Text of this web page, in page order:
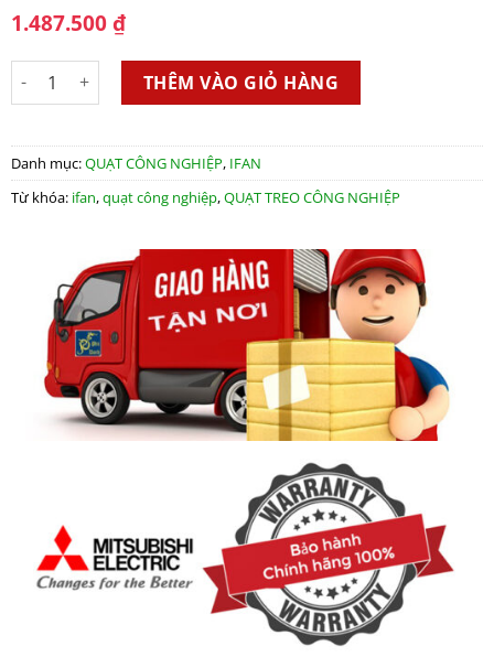
1.487.500₫
Quạt Công Nghiệp Treo iFan NB-75 số lượng
THÊM VÀO GIỎ HÀNG
Danh mục:QUẠT CÔNG NGHIỆP, IFAN
Từ khóa: ifan,quạt công nghiệp,QUẠT TREO CÔNG NGHIỆP